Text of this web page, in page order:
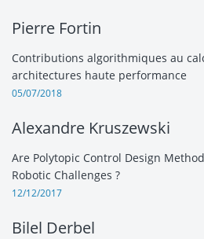
Pierre Fortin
Contributions algorithmiques au
architectures haute performance
05/07/2018
Alexandre Kruszewski
Are Polytopic Control Design
Robotic Challenges ?
12/12/2017
Bilel Derbel